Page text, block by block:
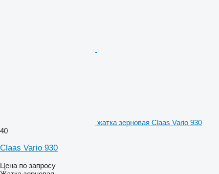
жатка зерновая Claas Vario 930
40
Claas Vario 930
Цена по запросу